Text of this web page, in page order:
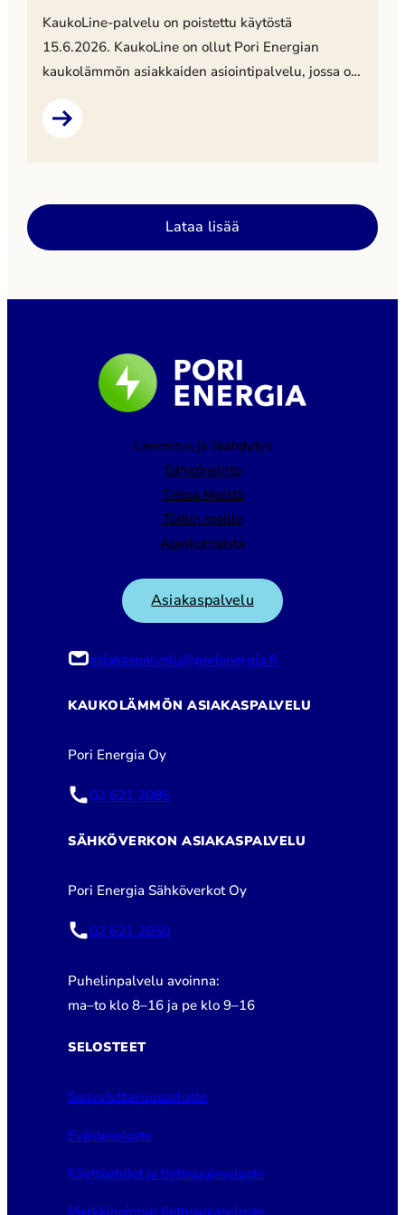
asiointipalvelu tulossa
KaukoLine-palvelu on poistettu käytöstä
15.6.2026. KaukoLine on ollut Pori Energian
kaukolämmön asiakkaiden asiointipalvelu, jossa on
voinut seurata lämmönkulutusta, tarkastella
laskutietoja sekä päivittää omia yhteystietoja.
Palvelun poistumisen jälkeen kulutustietoja voi
käyttöön uudistetun kaukolämmön asiointipalvelun
Lataa lisää
Lämmitys ja Jäähdytys
Sähkönsiirto
Tietoa Meistä
Töihin meille
Ajankohtaista
Asiakaspalvelu
asiakaspalvelu@porienergia.fi
KAUKOLÄMMÖN ASIAKASPALVELU
Pori Energia Oy
02 621 2085
SÄHKÖVERKON ASIAKASPALVELU
Pori Energia Sähköverkot Oy
02 621 2050
Puhelinpalvelu avoinna:
ma–to klo 8–16 ja pe klo 9–16
SELOSTEET
Saavutettavuusseloste
Evästeseloste
Käyttöehdot ja tietosuojaseloste
Markkinoinnin tietosuojaseloste